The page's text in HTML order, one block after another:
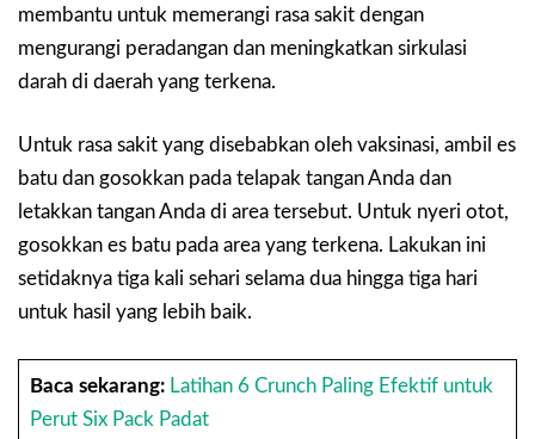
membantu untuk memerangi rasa sakit dengan
mengurangi peradangan dan meningkatkan sirkulasi
darah di daerah yang terkena.
Untuk rasa sakit yang disebabkan oleh vaksinasi, ambil es
batu dan gosokkan pada telapak tangan Anda dan
letakkan tangan Anda di area tersebut. Untuk nyeri otot,
gosokkan es batu pada area yang terkena. Lakukan ini
setidaknya tiga kali sehari selama dua hingga tiga hari
untuk hasil yang lebih baik.
Baca sekarang: Latihan 6 Crunch Paling Efektif untuk
Perut Six Pack Padat